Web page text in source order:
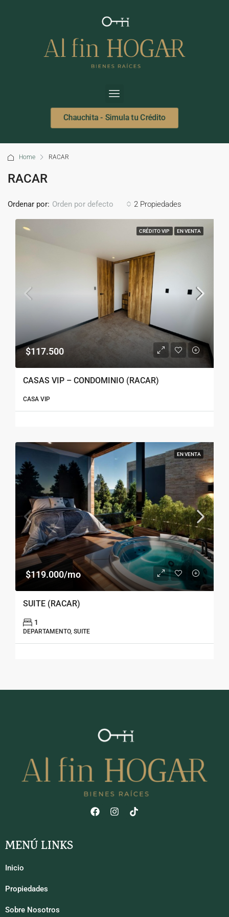
Chauchita - Simula tu Crédito
Home RACAR
RACAR
2 Propiedades
Ordenar por: Orden por defecto
CRÉDITO VIP EN VENTA
$117.500
CASAS VIP – CONDOMINIO (RACAR)
CASA VIP
EN VENTA
$119.000/mo
SUITE (RACAR)
1
DEPARTAMENTO, SUITE
MENÚ LINKS
Inicio
Propiedades
Sobre Nosotros